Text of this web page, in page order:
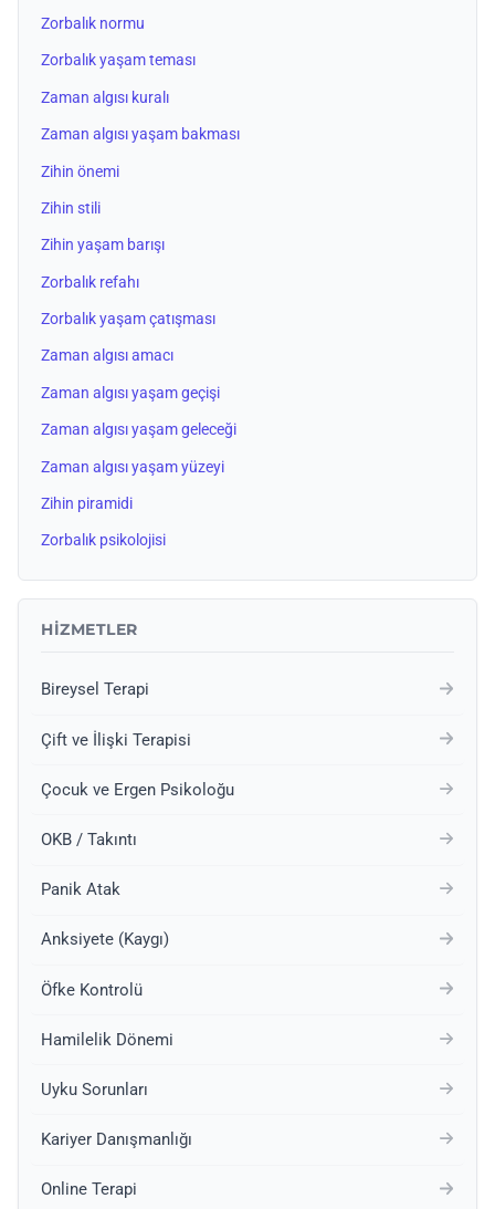
Zorbalık normu
Zorbalık yaşam teması
Zaman algısı kuralı
Zaman algısı yaşam bakması
Zihin önemi
Zihin stili
Zihin yaşam barışı
Zorbalık refahı
Zorbalık yaşam çatışması
Zaman algısı amacı
Zaman algısı yaşam geçişi
Zaman algısı yaşam geleceği
Zaman algısı yaşam yüzeyi
Zihin piramidi
Zorbalık psikolojisi
HIZMETLER
Bireysel Terapi
Çift ve İlişki Terapisi
Çocuk ve Ergen Psikoloğu
OKB / Takıntı
Panik Atak
Anksiyete (Kaygı)
Öfke Kontrolü
Hamilelik Dönemi
Uyku Sorunları
Kariyer Danışmanlığı
Online Terapi